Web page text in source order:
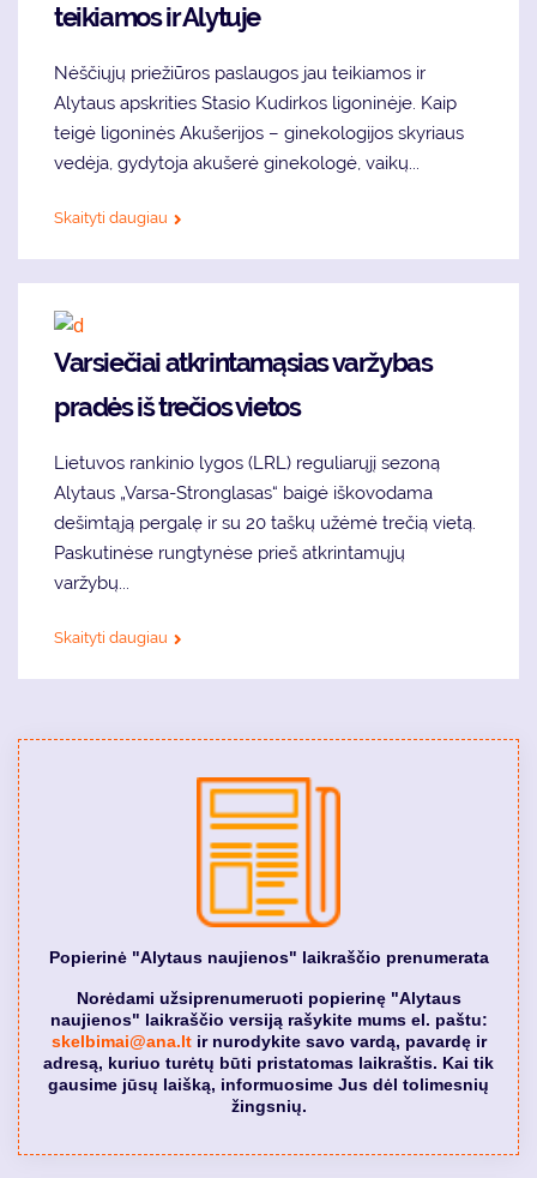
teikiamos ir Alytuje
Nėščiųjų priežiūros paslaugos jau teikiamos ir
Alytaus apskrities Stasio Kudirkos ligoninėje. Kaip
teigė ligoninės Akušerijos – ginekologijos skyriaus
vedėja, gydytoja akušerė ginekologė, vaikų...
Skaityti daugiau
Varsiečiai atkrintamąsias varžybas
pradės iš trečios vietos
Lietuvos rankinio lygos (LRL) reguliarųjį sezoną
Alytaus „Varsa-Stronglasas“ baigė iškovodama
dešimtąją pergalę ir su 20 taškų užėmė trečią vietą.
Paskutinėse rungtynėse prieš atkrintamųjų
varžybų...
Skaityti daugiau
Popierinė "Alytaus naujienos" laikraščio prenumerata
Norėdami užsiprenumeruoti popierinę "Alytaus
naujienos" laikraščio versiją rašykite mums el. paštu:
skelbimai@ana.ltir nurodykite savo vardą, pavardę ir
adresą, kuriuo turėtų būti pristatomas laikraštis. Kai tik
gausime jūsų laišką, informuosime Jus dėl tolimesnių
žingsnių.